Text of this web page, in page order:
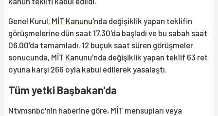
Genel Kurul, MİT Kanunu'nda değişiklik yapan teklifin
görüşmelerine dün saat 17.30'da başladı ve bu sabah saat
06.00'da tamamladı. 12 buçuk saat süren görüşmeler
sonucunda, MİT Kanunu'nda değişiklik yapan teklif 63 ret
oyuna karşı 266 oyla kabul edilerek yasalaştı.
Tüm yetki Başbakan'da
Ntvmsnbc'nin haberine göre, MİT mensupları veya